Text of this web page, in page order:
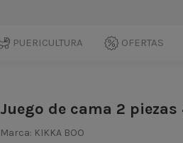
PUERICULTURA OFERTAS
Juego de cama 2 piezas
Marca: KIKKA BOO